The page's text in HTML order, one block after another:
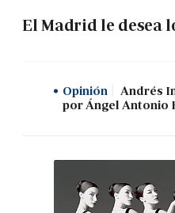
El Madrid le desea
Opinión
Andrés
por Ángel Antonio